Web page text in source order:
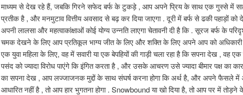
माध्यम से देख रहे हैं, जबकि गिरने सफेद बर्फ के टुकड़े , आप अपने प्रिय के साथ एक गुस्से में
प्रतीक है , और मनमुटाव वित्तीय अवसाद से बढ़ कर दिया जाएगा . दूरी में बर्फ से ढकी पहाड़ों
अपनी लालसा और महत्वाकांक्षाओं कोई योग्य उन्नति लाएगा चेतावनी दी है कि . सूरज बर्फ के
चमक देखने के लिए आप प्रतिकूल भाग्य जीत के लिए और शक्ति के लिए अपने आप को अधिकारी
एक युवा महिला के लिए, वह में सवारी या एक बेपहियों की गाड़ी चला रहा है कि सपना देख , वह
पसंद को ज्यादा विरोध पाएंगे कि इंगित करता है , और उसके आचरण उसे ज्यादा बीमार पक्ष का
का सपना देख , आप लज्जाजनक मुद्दों के साथ संघर्ष करना होगा कि अर्थ है, और अपने फैसले में
आधारित नहीं है , तो आप हार भुगतना होगा . Snowbound या खो दिया है, तो आप पर में तोड़ने के